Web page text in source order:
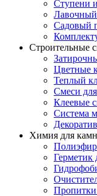
Ступени
Садовый
Строительные
Цветные
Теплый
Смеси
Клеевые
Система
Химия для
Герметик